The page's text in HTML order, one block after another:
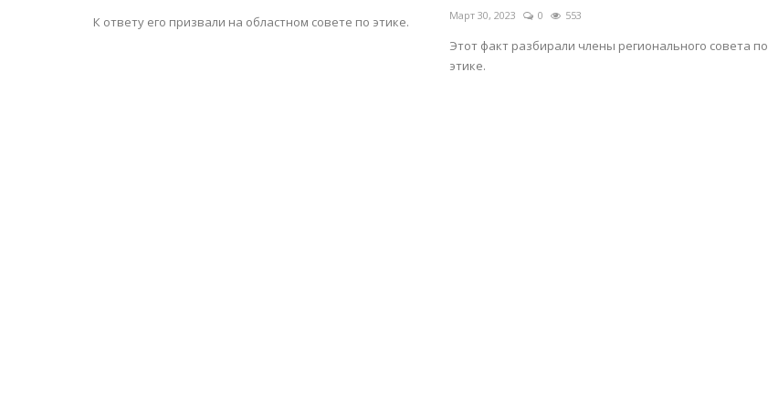
К ответу его призвали на областном совете по этике. Март 30, 2023 0 553
Этот факт разбирали члены регионального совета по
этике.